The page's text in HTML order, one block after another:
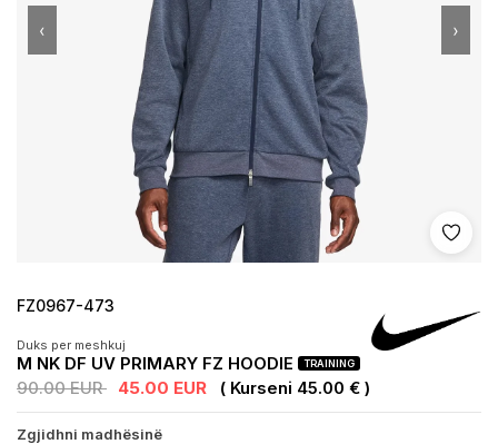
Shto
‹ ›
FZ0967-473
Duks per meshkuj
M NK DF UV PRIMARY FZ HOODIE TRAINING
90.00 EUR 45.00 EUR ( Kurseni 45.00 € )
Zgjidhni madhësinë